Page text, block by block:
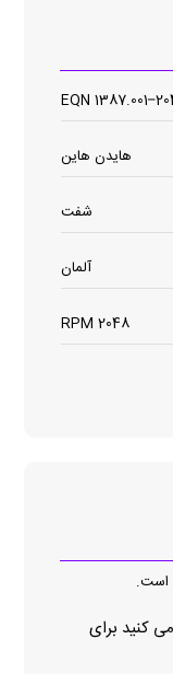
EQN
هایدن هاین
شفت
آلمان
2048 RPM
است.
کنید برای